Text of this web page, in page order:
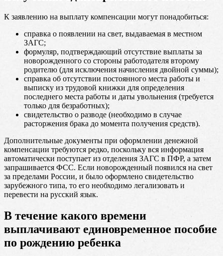
К заявлению на выплату компенсации могут понадобиться:
справка о появлении на свет, выдаваемая в местном
ЗАГС;
формуляр, подтверждающий отсутствие выплаты за
новорожденного со стороны работодателя второму
родителю (для исключения начисления двойной суммы);
справка об отсутствии постоянного места работы и
выписку из трудовой книжки для определения
последнего места работы и даты увольнения (требуется
только для безработных);
свидетельство о разводе (необходимо в случае
расторжения брака до момента получения средств).
Дополнительные документы при оформлении денежной
компенсации требуются редко, поскольку вся информация
автоматически поступает из отделения ЗАГС в ПФР, а затем
запрашивается ФСС. Если новорожденный появился на свет
за пределами России, и было оформлено свидетельство
зарубежного типа, то его необходимо легализовать и
перевести на русский язык.
В течение какого времени
выплачивают единовременное пособие
по рождению ребенка